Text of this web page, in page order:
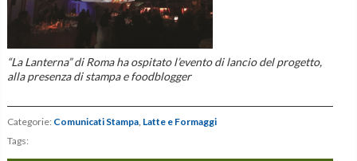
“La Lanterna” di Roma ha ospitato l’evento di lancio del progetto,
alla presenza di stampa e foodblogger
Categorie: Comunicati Stampa, Latte e Formaggi
Tags: